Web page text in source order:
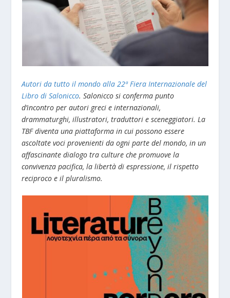
Autori da tutto il mondo alla 22ª Fiera Internazionale del
Libro di Salonicco. Salonicco si conferma punto
d’incontro per autori greci e internazionali,
drammaturghi, illustratori, traduttori e sceneggiatori. La
TBF diventa una piattaforma in cui possono essere
ascoltate voci provenienti da ogni parte del mondo, in un
affascinante dialogo tra culture che promuove la
convivenza pacifica, la libertà di espressione, il rispetto
reciproco e il pluralismo.